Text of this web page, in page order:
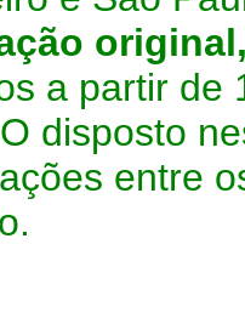
a partir de
disposto
entre